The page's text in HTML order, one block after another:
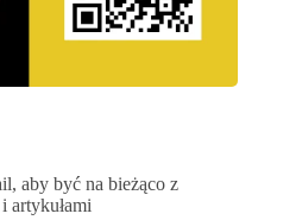
aby być na bieżąco z
artykułami